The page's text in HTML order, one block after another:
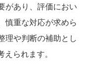
があり、評価におい
慎重な対応が求めら
理や判断の補助とし
られます。